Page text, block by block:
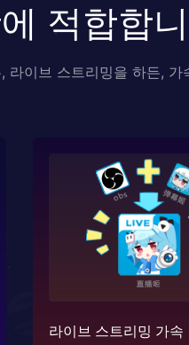
적합합
이브 스트리밍을 하든, 가
라이브 스트리밍 가속